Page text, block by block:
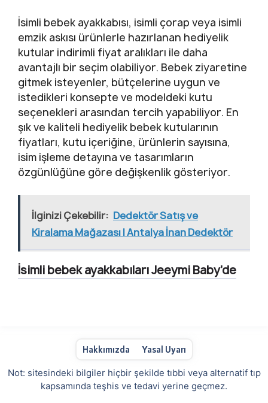
İsimli bebek ayakkabısı, isimli çorap veya isimli
emzik askısı ürünlerle hazırlanan hediyelik
kutular indirimli fiyat aralıkları ile daha
avantajlı bir seçim olabiliyor. Bebek ziyaretine
gitmek isteyenler, bütçelerine uygun ve
istedikleri konsepte ve modeldeki kutu
seçenekleri arasından tercih yapabiliyor. En
şık ve kaliteli hediyelik bebek kutularının
fiyatları, kutu içeriğine, ürünlerin sayısına,
isim işleme detayına ve tasarımların
özgünlüğüne göre değişkenlik gösteriyor.
İlginizi Çekebilir: Dedektör Satış ve
Kiralama Mağazası | Antalya İnan Dedektör
İsimli bebek ayakkabıları Jeeymi Baby’de
Hakkımızda Yasal Uyarı
Not: sitesindeki bilgiler hiçbir şekilde tıbbi veya alternatif tıp
kapsamında teşhis ve tedavi yerine geçmez.